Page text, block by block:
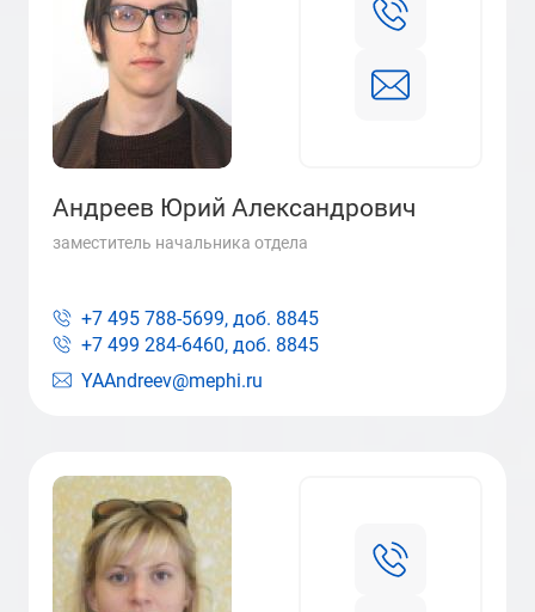
Андреев Юрий Александрович
заместитель начальника отдела
YAAndreev@mephi.ru
+7 495 788-5699, доб. 8845
+7 499 284-6460, доб. 8845